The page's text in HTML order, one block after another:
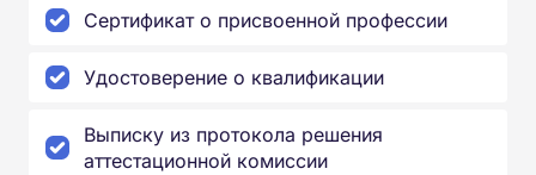
Сертификат о присвоенной профессии
Удостоверение о квалификации
Выписку из протокола решения
аттестационной комиссии